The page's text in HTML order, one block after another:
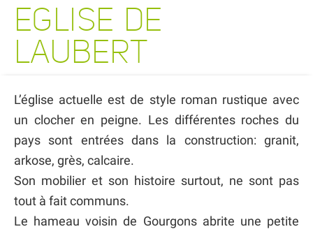
EGLISE DE
LAUBERT
L’église actuelle est de style roman rustique avec
un clocher en peigne. Les différentes roches du
pays sont entrées dans la construction: granit,
arkose, grès, calcaire.
Son mobilier et son histoire surtout, ne sont pas
tout à fait communs.
Le hameau voisin de Gourgons abrite une petite